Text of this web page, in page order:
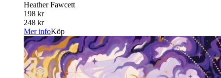
Heather Fawcett
198 kr
248 kr
Mer infoKöp